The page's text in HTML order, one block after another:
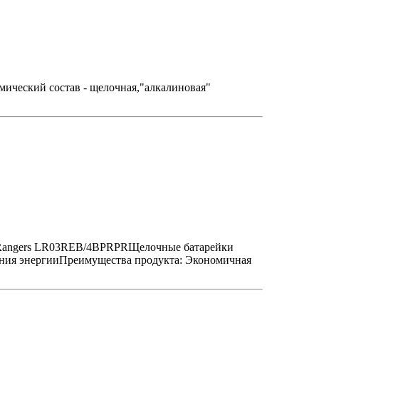
состав - щелочная,"алкалиновая"
LR03REB/4BPRPRЩелочные батарейки
энергииПреимущества продукта: Экономичная